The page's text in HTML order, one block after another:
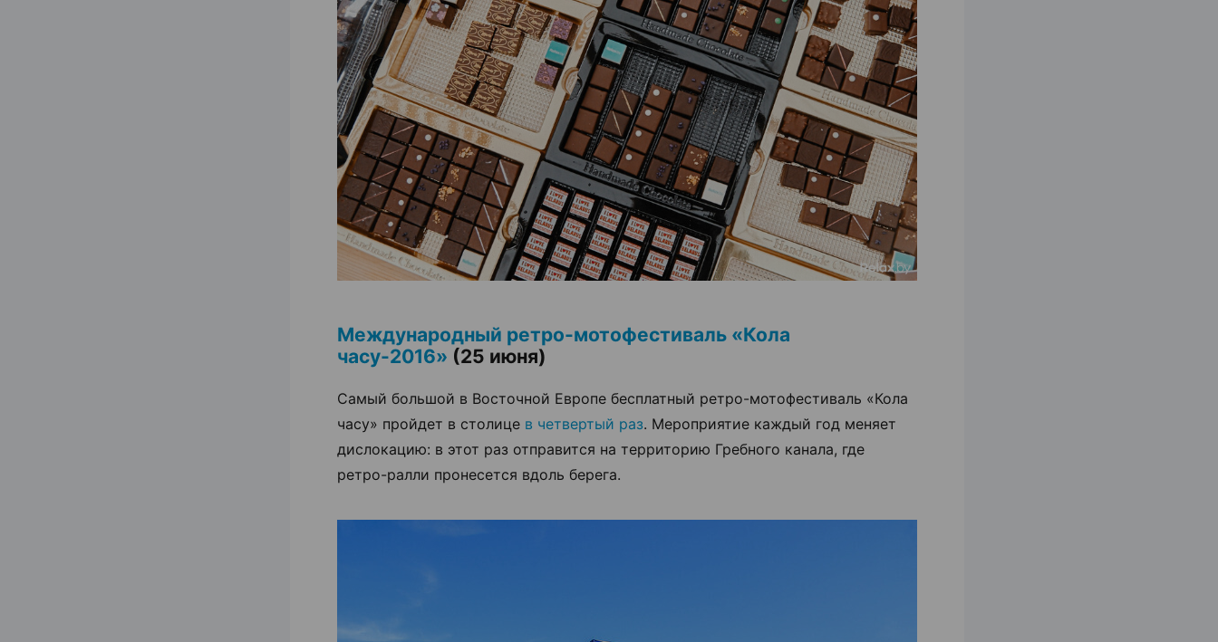
Международный ретро-мотофестиваль «Кола
часу-2016» (25 июня)
Самый большой в Восточной Европе бесплатный ретро-мотофестиваль «Кола
часу» пройдет в столице в четвертый раз. Мероприятие каждый год меняет
дислокацию: в этот раз отправится на территорию Гребного канала, где
ретро-ралли пронесется вдоль берега.